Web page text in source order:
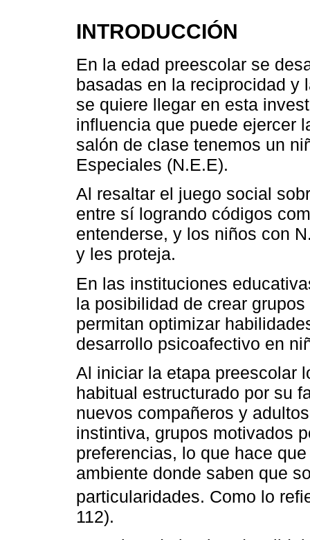
INTRODUCCIÓN
En la edad preescolar se
basadas en la reciprocidad y
se quiere llegar en esta
influencia que puede ejercer
salón de clase tenemos un
Especiales (N.E.E).
Al resaltar el juego social
entre sí logrando códigos
entenderse, y los niños con
y les proteja.
En las instituciones
la posibilidad de crear
permitan optimizar
desarrollo psicoafectivo en
Al iniciar la etapa preescolar
habitual estructurado por su
nuevos compañeros y
instintiva, grupos motivados
preferencias, lo que hace
ambiente donde saben que
particularidades. Como lo
112).